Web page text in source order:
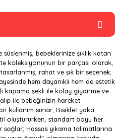
bebeklerinize şıklık katan
koleksiyonunun bir parçası olarak,
rahat ve şık bir seçenek;
hem dayanıklı hem de estetik
kapama şekli ile kolay giydirme ve
ile bebeğinizin hareket
kullanım sunar; Bisiklet yaka
oluştururken, standart boyu her
Hassas yıkama talimatlarına